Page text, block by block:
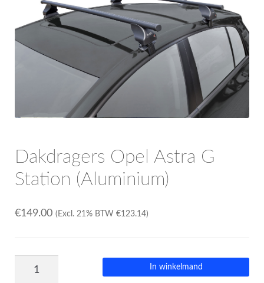
OPC Line
Bedrijfswagen parts
Inloggen / Registreren
Dakdragers Opel Astra G
Station (Aluminium)
€149.00 (Excl. 21% BTW €123.14)
In winkelmand